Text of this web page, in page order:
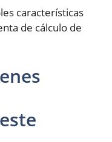
características
de cálculo de